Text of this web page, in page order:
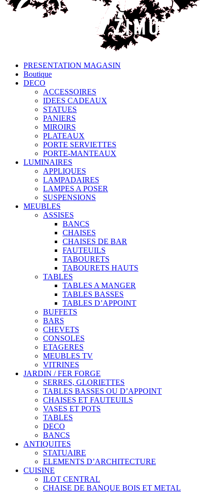
PRESENTATION MAGASIN
Boutique
DECO
ACCESSOIRES
IDEES CADEAUX
STATUES
PANIERS
MIROIRS
PLATEAUX
PORTE SERVIETTES
PORTE-MANTEAUX
LUMINAIRES
APPLIQUES
LAMPADAIRES
LAMPES A POSER
SUSPENSIONS
MEUBLES
ASSISES
BANCS
CHAISES
CHAISES DE BAR
FAUTEUILS
TABOURETS
TABOURETS HAUTS
TABLES
TABLES A MANGER
TABLES BASSES
TABLES D’APPOINT
BUFFETS
BARS
CHEVETS
CONSOLES
ETAGERES
MEUBLES TV
VITRINES
JARDIN / FER FORGE
SERRES, GLORIETTES
TABLES BASSES OU D’APPOINT
CHAISES ET FAUTEUILS
VASES ET POTS
TABLES
DECO
BANCS
ANTIQUITES
STATUAIRE
ELEMENTS D’ARCHITECTURE
CUISINE
ILOT CENTRAL
CHAISE DE BANQUE BOIS ET METAL